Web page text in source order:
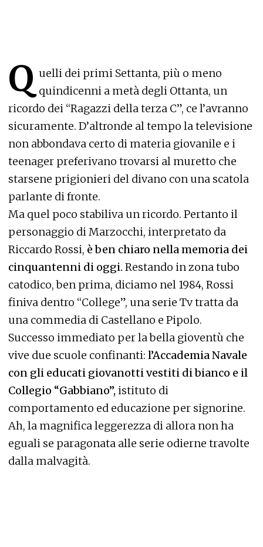
Q uelli dei primi Settanta, più o meno
quindicenni a metà degli Ottanta, un
ricordo dei “Ragazzi della terza C”, ce l’avranno
sicuramente. D’altronde al tempo la televisione
non abbondava certo di materia giovanile e i
teenager preferivano trovarsi al muretto che
starsene prigionieri del divano con una scatola
parlante di fronte.
Ma quel poco stabiliva un ricordo. Pertanto il
personaggio di Marzocchi, interpretato da
Riccardo Rossi, è ben chiaro nella memoria dei
cinquantenni di oggi. Restando in zona tubo
catodico, ben prima, diciamo nel 1984, Rossi
finiva dentro “College”, una serie Tv tratta da
una commedia di Castellano e Pipolo.
Successo immediato per la bella gioventù che
vive due scuole confinanti: l’Accademia Navale
con gli educati giovanotti vestiti di bianco e il
Collegio “Gabbiano”, istituto di
comportamento ed educazione per signorine.
Ah, la magnifica leggerezza di allora non ha
eguali se paragonata alle serie odierne travolte
dalla malvagità.